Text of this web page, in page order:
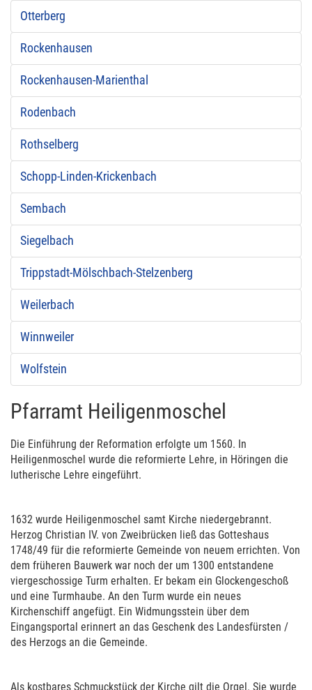
Otterberg
Rockenhausen
Rockenhausen-Marienthal
Rodenbach
Rothselberg
Schopp-Linden-Krickenbach
Sembach
Siegelbach
Trippstadt-Mölschbach-Stelzenberg
Weilerbach
Winnweiler
Wolfstein
Pfarramt Heiligenmoschel
Die Einführung der Reformation erfolgte um 1560. In
Heiligenmoschel wurde die reformierte Lehre, in Höringen die
lutherische Lehre eingeführt.
1632 wurde Heiligenmoschel samt Kirche niedergebrannt.
Herzog Christian IV. von Zweibrücken ließ das Gotteshaus
1748/49 für die reformierte Gemeinde von neuem errichten. Von
dem früheren Bauwerk war noch der um 1300 entstandene
viergeschossige Turm erhalten. Er bekam ein Glockengeschoß
und eine Turmhaube. An den Turm wurde ein neues
Kirchenschiff angefügt. Ein Widmungsstein über dem
Eingangsportal erinnert an das Geschenk des Landesfürsten /
des Herzogs an die Gemeinde.
Als kostbares Schmuckstück der Kirche gilt die Orgel. Sie wurde